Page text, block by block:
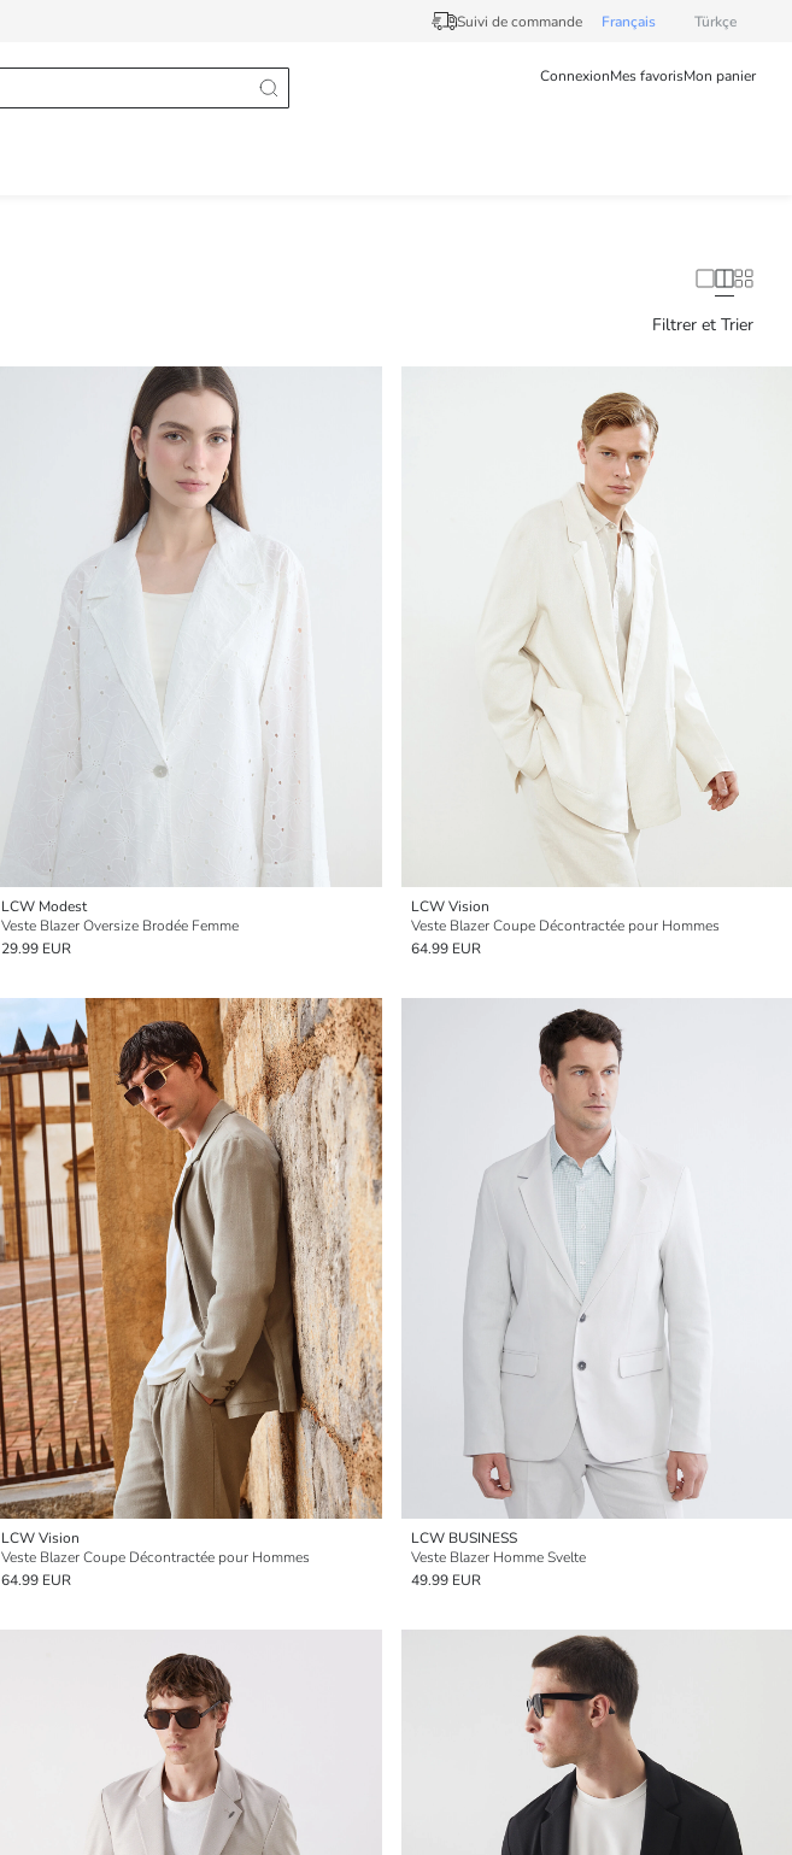
Suivi de commande Français Türkçe
ConnexionMes favorisMon panier
Filtrer et Trier
LCW Modest
Veste Blazer Oversize Brodée Femme
29.99 EUR
LCW Vision
Veste Blazer Coupe Décontractée pour Hommes
64.99 EUR
LCW Vision
Veste Blazer Coupe Décontractée pour Hommes
64.99 EUR
LCW BUSINESS
Veste Blazer Homme Svelte
49.99 EUR